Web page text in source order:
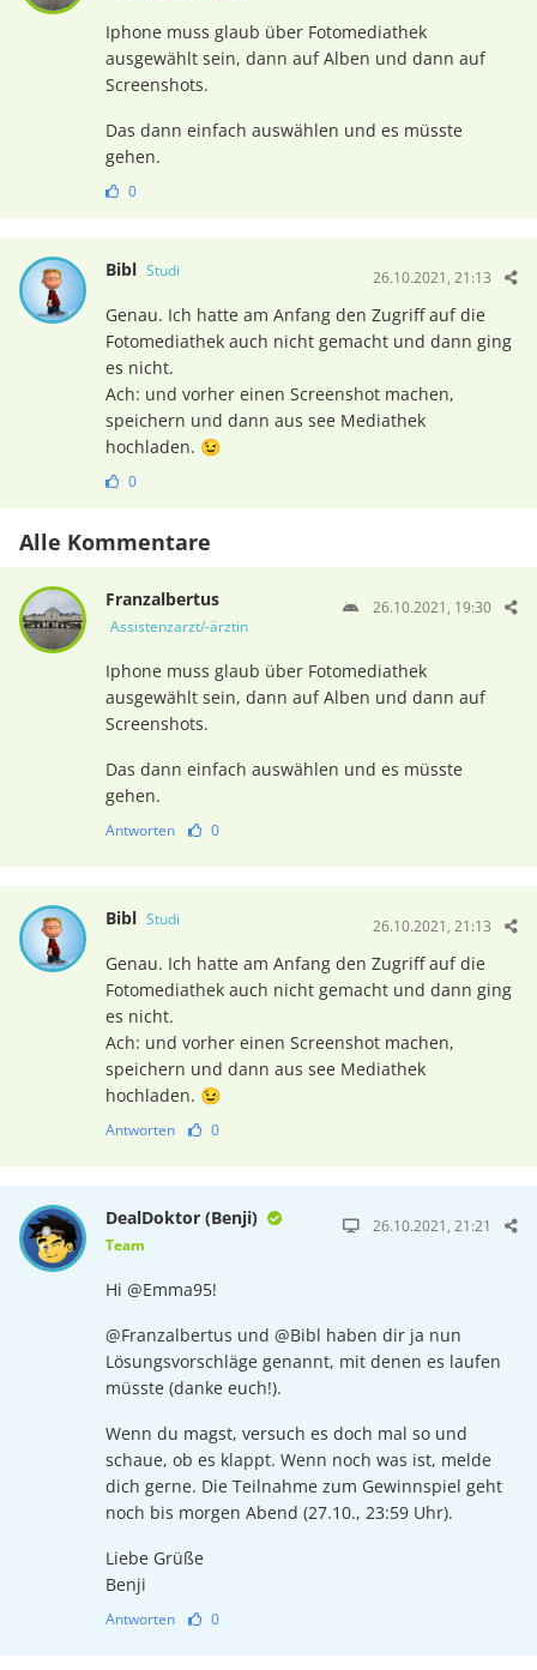
Iphone muss glaub über Fotomediathek
ausgewählt sein, dann auf Alben und dann auf
Screenshots.
Das dann einfach auswählen und es müsste
gehen.
0
Bibl Studi 26.10.2021, 21:13
Genau. Ich hatte am Anfang den Zugriff auf die
Fotomediathek auch nicht gemacht und dann ging
es nicht.
Ach: und vorher einen Screenshot machen,
speichern und dann aus see Mediathek
hochladen. 😉
0
Alle Kommentare
Franzalbertus
Assistenzarzt/-ärztin
26.10.2021, 19:30
Iphone muss glaub über Fotomediathek
ausgewählt sein, dann auf Alben und dann auf
Screenshots.
Das dann einfach auswählen und es müsste
gehen.
Antworten 0
Bibl Studi 26.10.2021, 21:13
Genau. Ich hatte am Anfang den Zugriff auf die
Fotomediathek auch nicht gemacht und dann ging
es nicht.
Ach: und vorher einen Screenshot machen,
speichern und dann aus see Mediathek
hochladen. 😉
Antworten 0
DealDoktor (Benji)
Team
26.10.2021, 21:21
Hi @Emma95!
@Franzalbertus und @Bibl haben dir ja nun
Lösungsvorschläge genannt, mit denen es laufen
müsste (danke euch!).
Wenn du magst, versuch es doch mal so und
schaue, ob es klappt. Wenn noch was ist, melde
dich gerne. Die Teilnahme zum Gewinnspiel geht
noch bis morgen Abend (27.10., 23:59 Uhr).
Liebe Grüße
Benji
Antworten 0